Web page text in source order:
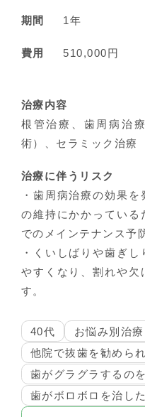
期間 1年
費用 510,000円
治療内容
根管治療、歯周病治
術）、セラミック治療
治療に伴うリスク
・歯周病治療の効果
の維持にかかっている
でのメインテナンス予
・くいしばりや歯ぎ
やすくなり、割れや欠
す。
40代 お悩み別治療
他院で抜歯を勧めら
歯がグラグラするの
歯がボロボロを治し